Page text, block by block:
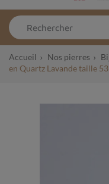
Accueil Nos pierres
en Quartz Lavande taille 53